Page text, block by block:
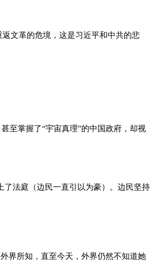
文革的危境，这是习近平和中共的悲
至掌握了“宇宙真理”的中国政府，却视
法庭（边民一直引以为豪）。边民坚持
界所知，直至今天，外界仍然不知道她